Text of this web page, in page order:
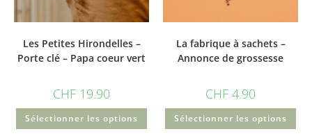
Les Petites Hirondelles –
Porte clé – Papa coeur vert
CHF 19.90
Sélectionner les options
La fabrique à sachets –
Annonce de grossesse
CHF 4.90
Sélectionner les options